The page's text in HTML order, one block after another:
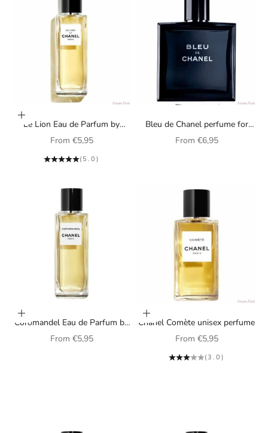
Choose options
Le Lion Eau de Parfum by
Chanel (unisex)
Sale price
From €5,95
(5.0)
Bleu de Chanel perfume for
men
Sale price
From €6,95
Choose options
Coromandel Eau de Parfum by
Chanel (unisex)
Sale price
From €5,95
Choose options
Chanel Comète unisex perfume
Sale price
From €5,95
(3.0)